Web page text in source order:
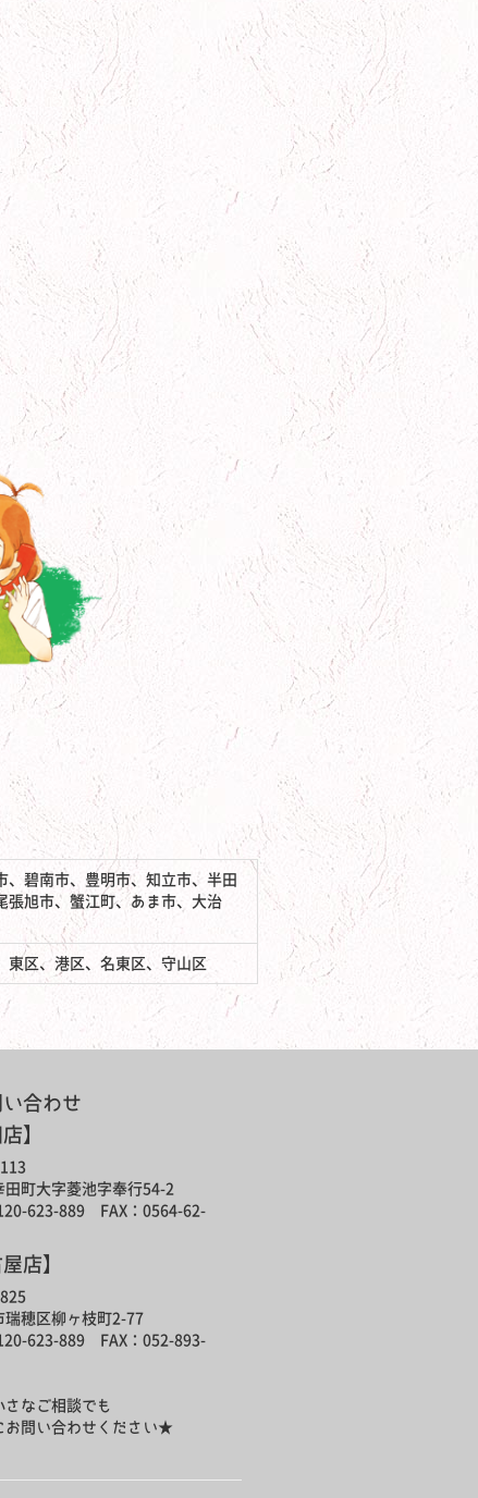
碧南市、豊明市、知立市、半田
張旭市、蟹江町、あま市、大治
東区、港区、名東区、守山区
合わせ
】
田町大字菱池字奉行54-2
623-889 FAX：0564-62-
店】
瑞穂区柳ヶ枝町2-77
623-889 FAX：052-893-
さなご相談でも
お問い合わせください★